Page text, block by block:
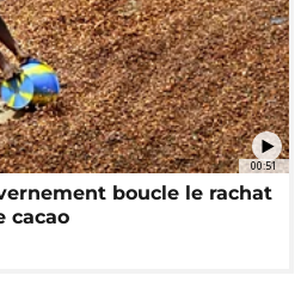
00:51
boucle le rachat
cacao